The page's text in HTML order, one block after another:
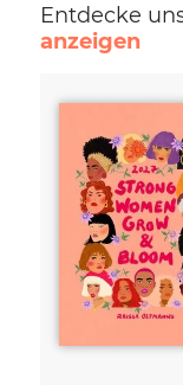
Entdecke
anzeigen